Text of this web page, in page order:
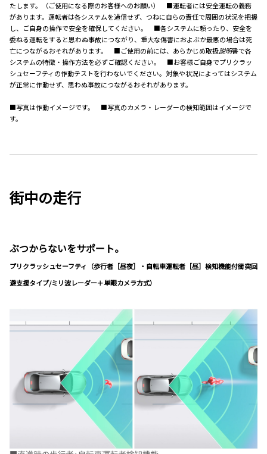
たします。（ご使用になる際のお客様へのお願い） ■運転者には安全運転の義務
があります。運転者は各システムを過信せず、つねに自らの責任で周囲の状況を把握
し、ご自身の操作で安全を確保してください。 ■各システムに頼ったり、安全を
委ねる運転をすると思わぬ事故につながり、重大な傷害におよぶか最悪の場合は死
亡につながるおそれがあります。 ■ご使用の前には、あらかじめ取扱説明書で各
システムの特徴・操作方法を必ずご確認ください。 ■お客様ご自身でプリクラッ
シュセーフティの作動テストを行わないでください。対象や状況によってはシステム
が正常に作動せず、思わぬ事故につながるおそれがあります。
■写真は作動イメージです。 ■写真のカメラ・レーダーの検知範囲はイメージで
す。
街中の走行
ぶつからないをサポート。
プリクラッシュセーフティ（歩行者［昼夜］・自転車運転者［昼］検知機能付衝突回
避支援タイプ/ミリ波レーダー＋単眼カメラ方式）